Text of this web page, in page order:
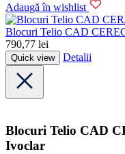
Adaugă în wishlist
Blocuri Telio CAD
790,77 lei
Quick view Detalii
Blocuri Telio CAD
Ivoclar